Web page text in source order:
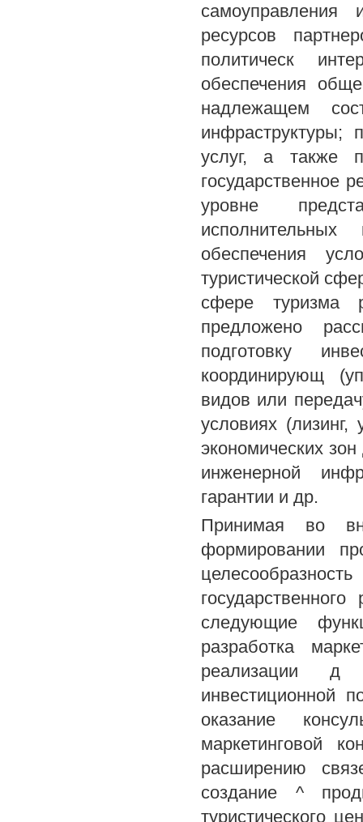
самоуправления
ресурсов
политическ
обеспечения
надлежащем
инфраструктуры;
услуг, а также
государственное
уровне
обеспечения
туристической
сфере туризма
предложено
подготовку
координирующ
видов или
условиях
экономических
инженерной
гарантии и др.
Принимая во
формировании
следующие
разработка
реализации д
инвестиционной
оказание
маркетинговой
расширению
создание ^
туристического